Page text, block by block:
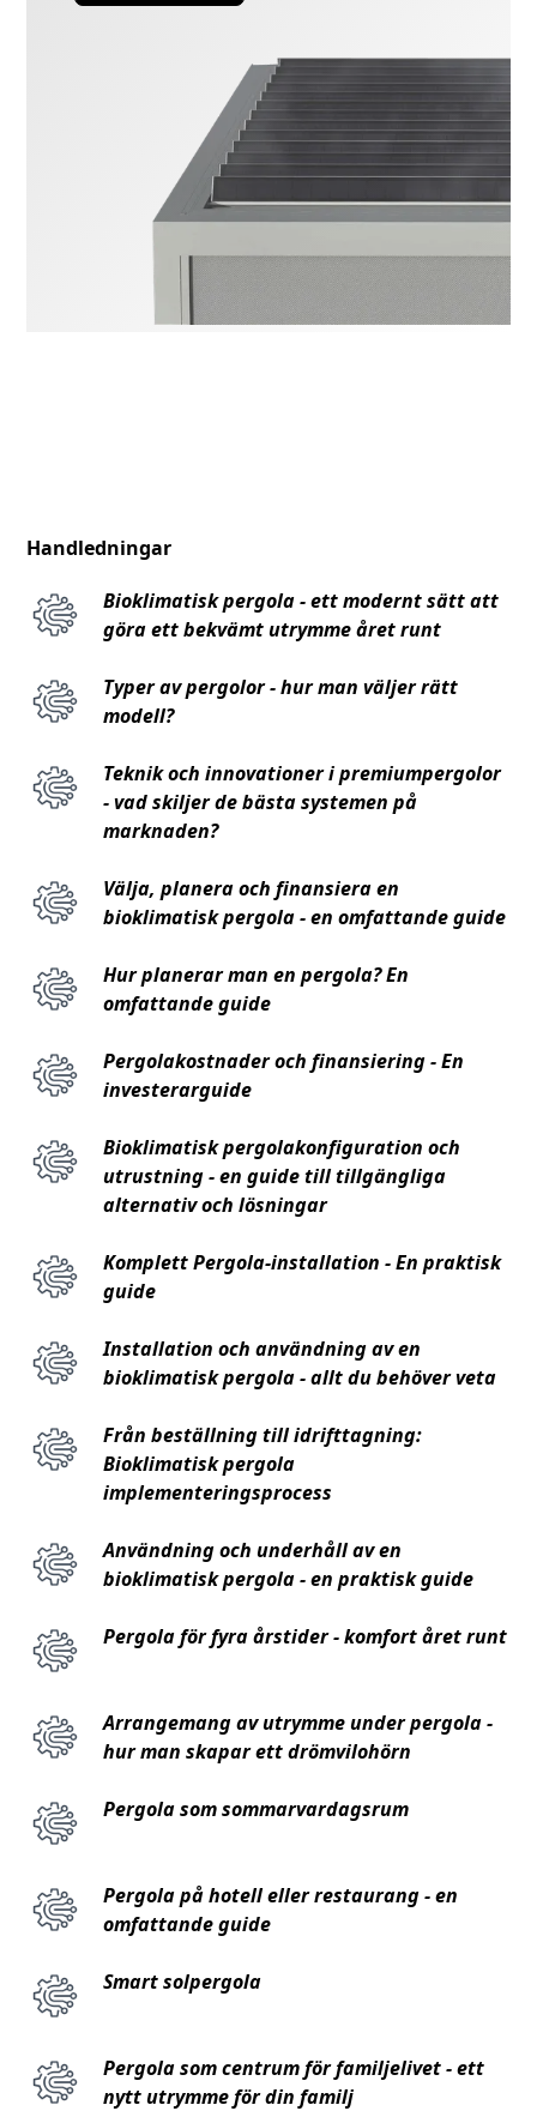
Handledningar
Bioklimatisk pergola - ett modernt sätt att
göra ett bekvämt utrymme året runt
Typer av pergolor - hur man väljer rätt
modell?
Teknik och innovationer i premiumpergolor
- vad skiljer de bästa systemen på
marknaden?
Välja, planera och finansiera en
bioklimatisk pergola - en omfattande guide
Hur planerar man en pergola? En
omfattande guide
Pergolakostnader och finansiering - En
investerarguide
Bioklimatisk pergolakonfiguration och
utrustning - en guide till tillgängliga
alternativ och lösningar
Komplett Pergola-installation - En praktisk
guide
Installation och användning av en
bioklimatisk pergola - allt du behöver veta
Från beställning till idrifttagning:
Bioklimatisk pergola
implementeringsprocess
Användning och underhåll av en
bioklimatisk pergola - en praktisk guide
Pergola för fyra årstider - komfort året runt
Arrangemang av utrymme under pergola -
hur man skapar ett drömvilohörn
Pergola som sommarvardagsrum
Pergola på hotell eller restaurang - en
omfattande guide
Smart solpergola
Pergola som centrum för familjelivet - ett
nytt utrymme för din familj